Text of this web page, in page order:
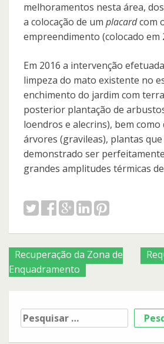
melhoramentos nesta área,
a colocação de um placardcom
empreendimento (colocado em
Em 2016 a intervenção
limpeza do mato existente no
enchimento do jardim com
posterior plantação de
loendros e alecrins), bem como
árvores (gravileas), plantas
demonstrado ser
grandes amplitudes térmicas de
Posts
navigation
Recuperação da Zona de
Enquadramento
Pesquisar
por: